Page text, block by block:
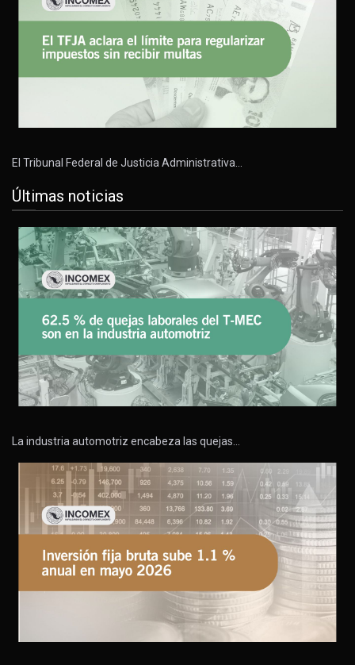
El Tribunal Federal de Justicia Administrativa…
Últimas noticias
La industria automotriz encabeza las quejas…